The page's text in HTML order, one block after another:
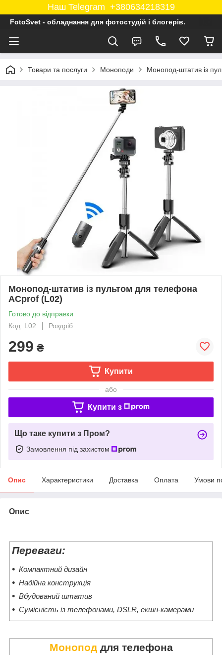
Наш Telegram +380634218319
FotoSvet - обладнання для фотостудій і блогерів.
Товари та послуги Моноподи Монопод-штатив із
Монопод-штатив із пультом для телефона
ACprof (L02)
Готово до відправки
Код: L02
Роздріб
299 ₴
Купити
або
Купити з
Що таке купити з Пром?
Замовлення під захистом
Опис Характеристики Доставка Оплата Умови
Опис
Переваги:
Компактний дизайн
Надійна конструкція
Вбудований штатив
Сумісність із телефонами, DSLR, екшн-камерами
Моноподдля телефона